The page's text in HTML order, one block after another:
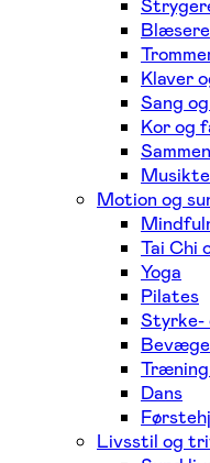
Blæsere
Klaver
Sang
Kor og
Motion og
Tai Chi
Yoga
Pilates
Styrke-
Dans
Livsstil og